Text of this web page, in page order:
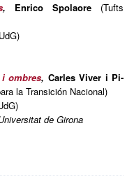
, Enrico Spolaore (Tufts
ombres, Carles Viver i Pi-
la Transición Nacional)
de Girona